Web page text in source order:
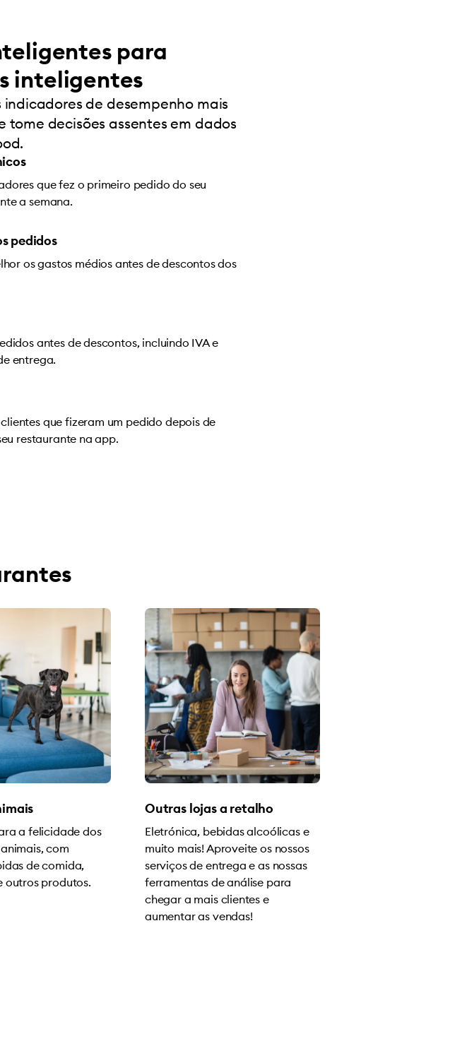
para
inteligentes
indicadores de desempenho mais
tome decisões assentes em dados
que fez o primeiro pedido do seu
a semana.
pedidos
os gastos médios antes de descontos dos
antes de descontos, incluindo IVA e
entrega.
que fizeram um pedido depois de
restaurante na app.
a felicidade dos
com
de comida,
outros produtos.
Outras lojas a retalho
Eletrónica, bebidas alcoólicas e
muito mais! Aproveite os nossos
serviços de entrega e as nossas
ferramentas de análise para
chegar a mais clientes e
aumentar as vendas!